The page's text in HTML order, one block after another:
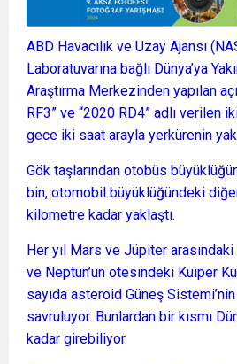
ABD Havacılık ve Uzay Ajansı
Laboratuvarına bağlı Dünya’ya
Araştırma Merkezinden yapılan
RF3” ve “2020 RD4” adlı verilen
gece iki saat arayla yerkürenin
Gök taşlarından otobüs
bin, otomobil büyüklüğündeki
kilometre kadar yaklaştı.
Her yıl Mars ve Jüpiter
ve Neptün’ün ötesindeki Kuiper
sayıda asteroid Güneş
savruluyor. Bunlardan bir kısmı
kadar girebiliyor.